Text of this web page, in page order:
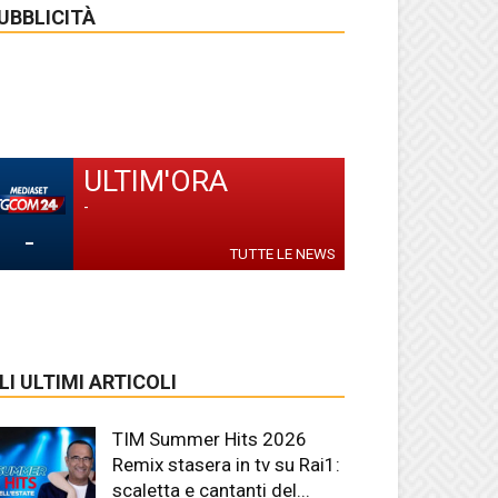
-
ULTIM'ORA
-
TUTTE LE NEWS
ULTIMI ARTICOLI
TIM Summer Hits 2026
Remix stasera in tv su Rai1:
scaletta e cantanti del...